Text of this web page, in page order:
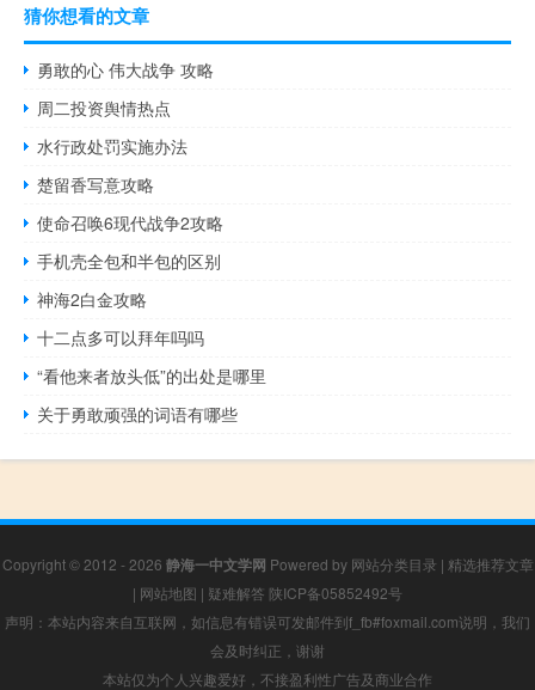
猜你想看的文章
勇敢的心 伟大战争 攻略
周二投资舆情热点
水行政处罚实施办法
楚留香写意攻略
使命召唤6现代战争2攻略
手机壳全包和半包的区别
神海2白金攻略
十二点多可以拜年吗吗
“看他来者放头低”的出处是哪里
关于勇敢顽强的词语有哪些
Copyright © 2012 - 2026 静海一中文学网 Powered by 网站分类目录 | 精选推荐文章
| 网站地图 | 疑难解答 陕ICP备05852492号
声明：本站内容来自互联网，如信息有错误可发邮件到f_fb#foxmail.com说明，我们
会及时纠正，谢谢
本站仅为个人兴趣爱好，不接盈利性广告及商业合作